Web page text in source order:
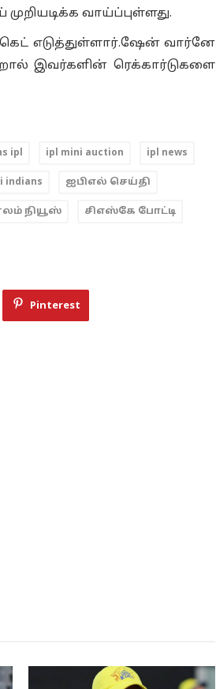
வாய்ப்புள்ளது.
எடுத்துள்ளார்.ஷேன் வார்னே
இவர்களின் ரெக்கார்டுகளை
ipl ipl mini auction ipl news
indians ஐபிஎல் செய்தி
நியூஸ் சிஎஸ்கே போட்டி
Pinterest